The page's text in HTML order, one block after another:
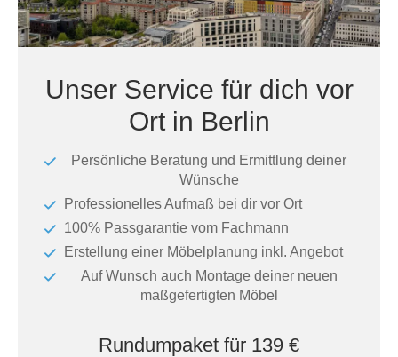
Unser Service für dich vor
Ort in Berlin
Persönliche Beratung und Ermittlung deiner
Wünsche
Professionelles Aufmaß bei dir vor Ort
100% Passgarantie vom Fachmann
Erstellung einer Möbelplanung inkl. Angebot
Auf Wunsch auch Montage deiner neuen
maßgefertigten Möbel
Rundumpaket für 139 €
Sideboards
Sofas & Schlafsofas